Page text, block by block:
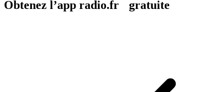
Obtenez l’app radio.fr gratuite